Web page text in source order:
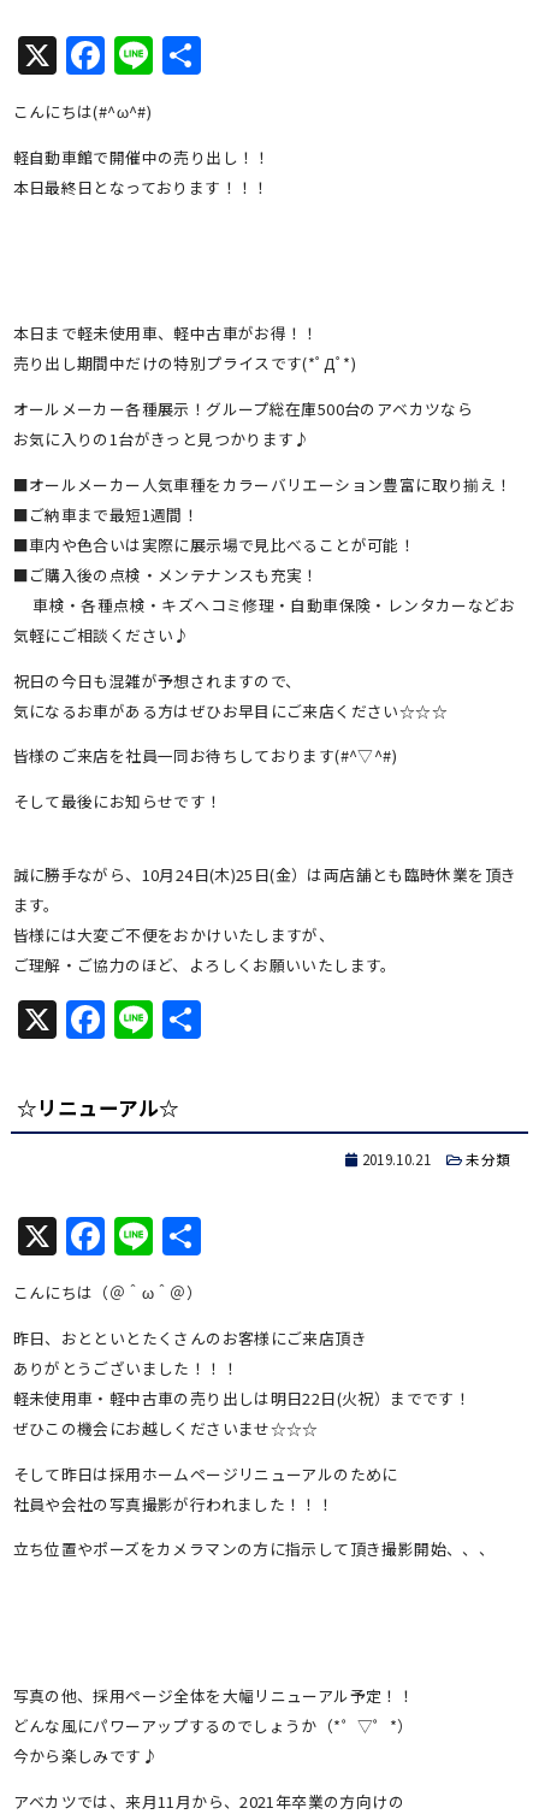
X Facebook
Line共
こんにちは(#^ω^#)
軽自動車館で開催中の売り出し！！
本日最終日となっております！！！
本日まで軽未使用車、軽中古車がお得！！
売り出し期間中だけの特別プライスです(*ﾟДﾟ*)
オールメーカー各種展示！グループ総在庫500台のアベカツなら
お気に入りの1台がきっと見つかります♪
■オールメーカー人気車種をカラーバリエーション豊富に取り揃え！
■ご納車まで最短1週間！
■車内や色合いは実際に展示場で見比べることが可能！
■ご購入後の点検・メンテナンスも充実！
車検・各種点検・キズヘコミ修理・自動車保険・レンタカーなどお
気軽にご相談ください♪
祝日の今日も混雑が予想されますので、
気になるお車がある方はぜひお早目にご来店ください☆☆☆
皆様のご来店を社員一同お待ちしております(#^▽^#)
そして最後にお知らせです！
誠に勝手ながら、10月24日(木)25日(金）は両店舗とも臨時休業を頂き
ます。
皆様には大変ご不便をおかけいたしますが、
ご理解・ご協力のほど、よろしくお願いいたします。
X Facebook
Line共
☆リニューアル☆
2019.10.21 未分類
X Facebook
Line共
こんにちは（＠＾ω＾＠）
昨日、おとといとたくさんのお客様にご来店頂き
ありがとうございました！！！
軽未使用車・軽中古車の売り出しは明日22日(火祝）までです！
ぜひこの機会にお越しくださいませ☆☆☆
そして昨日は採用ホームページリニューアルのために
社員や会社の写真撮影が行われました！！！
立ち位置やポーズをカメラマンの方に指示して頂き撮影開始、、、
写真の他、採用ページ全体を大幅リニューアル予定！！
どんな風にパワーアップするのでしょうか（*゜▽゜*）
今から楽しみです♪
アベカツでは、来月11月から、2021年卒業の方向けの